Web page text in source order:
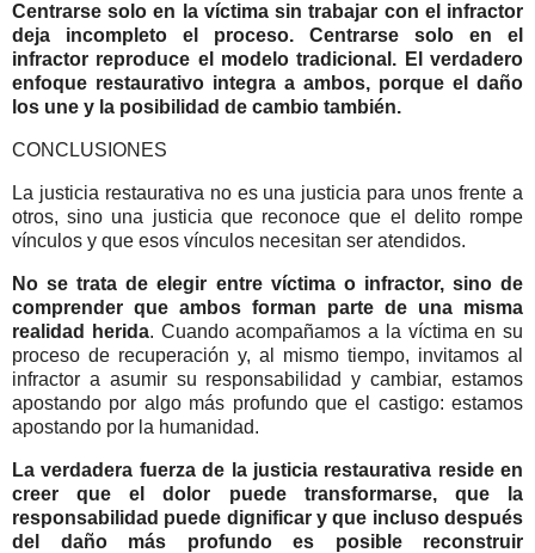
Centrarse solo en la víctima sin trabajar con el infractor
deja incompleto el proceso. Centrarse solo en el
infractor reproduce el modelo tradicional. El verdadero
enfoque restaurativo integra a ambos, porque el daño
los une y la posibilidad de cambio también.
CONCLUSIONES
La justicia restaurativa no es una justicia para unos frente a
otros, sino una justicia que reconoce que el delito rompe
vínculos y que esos vínculos necesitan ser atendidos.
No se trata de elegir entre víctima o infractor, sino de
comprender que ambos forman parte de una misma
realidad herida. Cuando acompañamos a la víctima en su
proceso de recuperación y, al mismo tiempo, invitamos al
infractor a asumir su responsabilidad y cambiar, estamos
apostando por algo más profundo que el castigo: estamos
apostando por la humanidad.
La verdadera fuerza de la justicia restaurativa reside en
creer que el dolor puede transformarse, que la
responsabilidad puede dignificar y que incluso después
del daño más profundo es posible reconstruir